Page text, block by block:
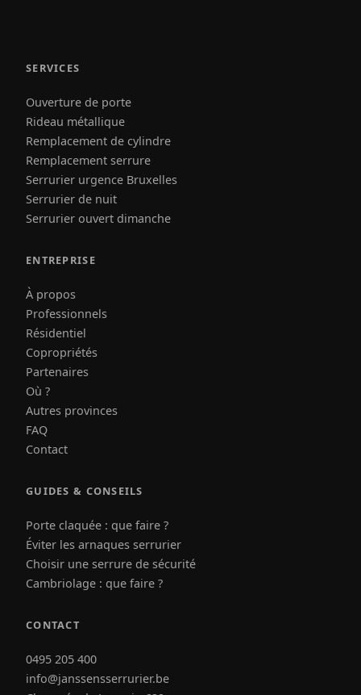
SERVICES
Ouverture de porte
Rideau métallique
Remplacement de cylindre
Remplacement serrure
Serrurier urgence Bruxelles
Serrurier de nuit
Serrurier ouvert dimanche
ENTREPRISE
À propos
Professionnels
Résidentiel
Copropriétés
Partenaires
Où ?
Autres provinces
FAQ
Contact
GUIDES & CONSEILS
Porte claquée : que faire ?
Éviter les arnaques serrurier
Choisir une serrure de sécurité
Cambriolage : que faire ?
CONTACT
0495 205 400
info@janssensserrurier.be